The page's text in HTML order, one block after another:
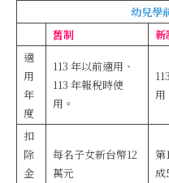
幼兒學
舊制
新
適
用
年
度
113 年以前適用、
113 年報稅時使
用。
用
扣
除
金
每名子女新台幣12
萬元
第
成